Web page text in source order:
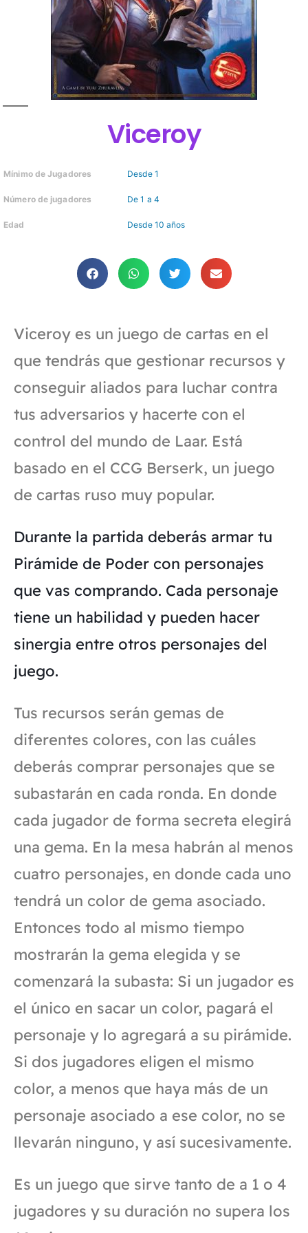
Viceroy
Mínimo de Jugadores Desde 1
Número de jugadores De 1 a 4
Edad Desde 10 años
Viceroy es un juego de cartas en el
que tendrás que gestionar recursos y
conseguir aliados para luchar contra
tus adversarios y hacerte con el
control del mundo de Laar. Está
basado en el CCG Berserk, un juego
de cartas ruso muy popular.
Durante la partida deberás armar tu
Pirámide de Poder con personajes
que vas comprando. Cada personaje
tiene un habilidad y pueden hacer
sinergia entre otros personajes del
juego.
Tus recursos serán gemas de
diferentes colores, con las cuáles
deberás comprar personajes que se
subastarán en cada ronda. En donde
cada jugador de forma secreta elegirá
una gema. En la mesa habrán al menos
cuatro personajes, en donde cada uno
tendrá un color de gema asociado.
Entonces todo al mismo tiempo
mostrarán la gema elegida y se
comenzará la subasta: Si un jugador es
el único en sacar un color, pagará el
personaje y lo agregará a su pirámide.
Si dos jugadores eligen el mismo
color, a menos que haya más de un
personaje asociado a ese color, no se
llevarán ninguno, y así sucesivamente.
Es un juego que sirve tanto de a 1 o 4
jugadores y su duración no supera los